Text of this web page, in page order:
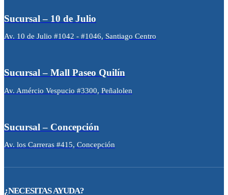
Sucursal – 10 de Julio
Av. 10 de Julio #1042 - #1046, Santiago Centro
Sucursal – Mall Paseo Quilín
Av. Amércio Vespucio #3300, Peñalolen
Sucursal – Concepción
Av. los Carreras #415, Concepción
¿NECESITAS AYUDA?